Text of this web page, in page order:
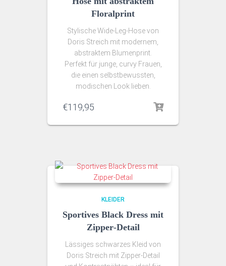
Floralprint
Stylische Wide-Leg-Hose von
Doris Streich mit modernem,
abstraktem Blumenprint.
Perfekt für junge, curvy Frauen,
die einen selbstbewussten,
modischen Look lieben.
€119,95
KLEIDER
Sportives Black Dress mit
Zipper‑Detail
Lässiges schwarzes Kleid von
Doris Streich mit Zipper‑Detail